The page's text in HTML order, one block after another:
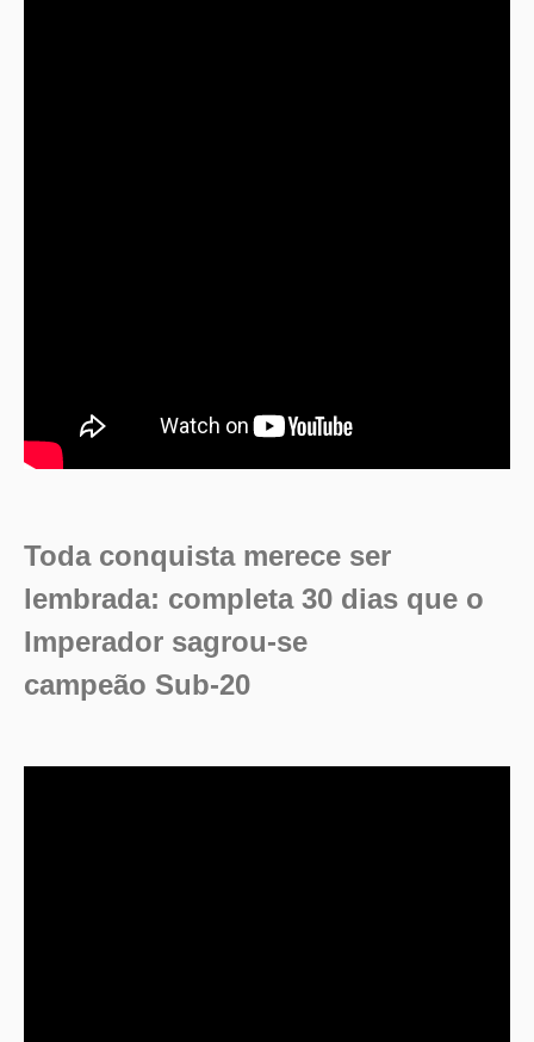
Toda conquista merece ser
lembrada: completa 30 dias que o
Imperador sagrou-se
campeão Sub-20